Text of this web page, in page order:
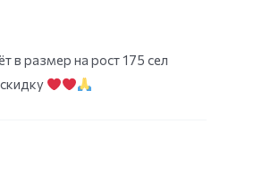
в размер на рост 175 сел